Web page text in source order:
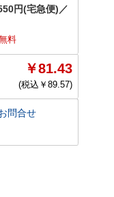
円(宅急便) ／
料
￥81.43
(税込￥ 89.57)
問合せ